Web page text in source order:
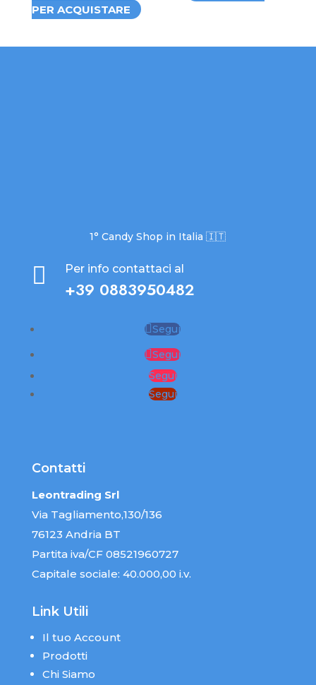
PER ACQUISTARE
1° Candy Shop in Italia 🇮🇹
 Per info contattaci al
+39 0883950482
Segui
Segui
Segui
Segui
Contatti
Leontrading Srl
Via Tagliamento,130/136
76123 Andria BT
Partita iva/CF 08521960727
Capitale sociale: 40.000,00 i.v.
Link Utili
Il tuo Account
Prodotti
Chi Siamo